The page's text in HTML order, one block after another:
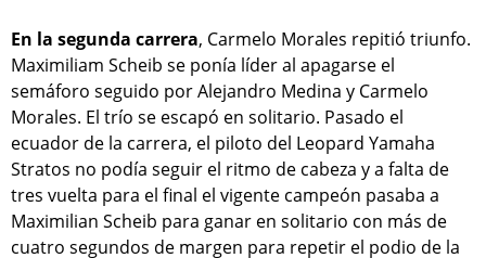
En la segunda carrera, Carmelo Morales repitió triunfo.
Maximiliam Scheib se ponía líder al apagarse el
semáforo seguido por Alejandro Medina y Carmelo
Morales. El trío se escapó en solitario. Pasado el
ecuador de la carrera, el piloto del Leopard Yamaha
Stratos no podía seguir el ritmo de cabeza y a falta de
tres vuelta para el final el vigente campeón pasaba a
Maximilian Scheib para ganar en solitario con más de
cuatro segundos de margen para repetir el podio de la